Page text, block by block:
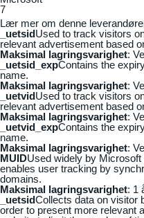
7
Lær mer om denne
_uetsidUsed to track visitors
relevant advertisement based
Maksimal lagringsvarighet:
_uetsid_expContains the
name.
Maksimal lagringsvarighet:
_uetvidUsed to track visitors
relevant advertisement based
Maksimal lagringsvarighet:
_uetvid_expContains the
name.
Maksimal lagringsvarighet:
MUIDUsed widely by
enables user tracking by
domains.
Maksimal lagringsvarighet: 1
_uetsidCollects data on visitor
order to present more relevant